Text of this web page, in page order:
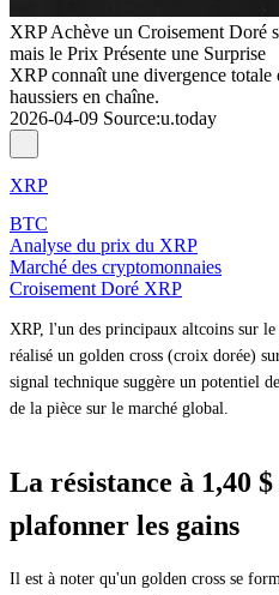
XRP Achève un Croisement Doré
mais le Prix Présente une Surprise
XRP connaît une divergence
haussiers en chaîne.
2026-04-09 Source:u.today
XRP
BTC
Analyse du prix du XRP
Marché des cryptomonnaies
Croisement Doré XRP
XRP, l'un des principaux altcoins sur
réalisé un golden cross (croix dorée)
signal technique suggère un potentiel
de la pièce sur le marché global.
La résistance à 1,40
plafonner les gains
Il est à noter qu'un golden cross se